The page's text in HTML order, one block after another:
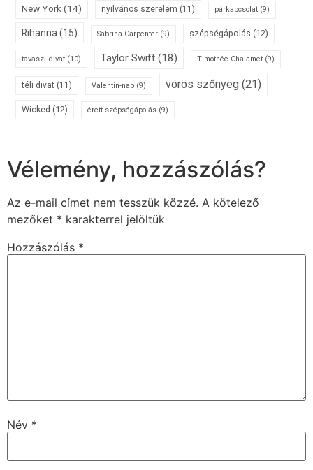
New York (14) nyilvános szerelem (11) párkapcsolat (9)
Rihanna (15) Sabrina Carpenter (9) szépségápolás (12)
tavaszi divat (10) Taylor Swift (18) Timothée Chalamet (9)
téli divat (11) Valentin-nap (9) vörös szőnyeg (21)
Wicked (12) érett szépségápolás (9)
Vélemény, hozzászólás?
Az e-mail címet nem tesszük közzé. A kötelező
mezőket * karakterrel jelöltük
Hozzászólás *
Név *